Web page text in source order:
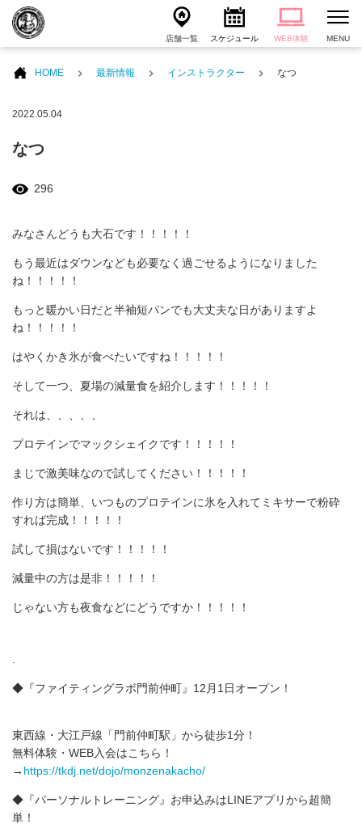
店舗一覧 スケジュール WEB体験 MENU
HOME 最新情報 インストラクター なつ
2022.05.04
なつ
296
みなさんどうも大石です！！！！！
もう最近はダウンなども必要なく過ごせるようになりました
ね！！！！！
もっと暖かい日だと半袖短パンでも大丈夫な日がありますよ
ね！！！！！
はやくかき氷が食べたいですね！！！！！
そして一つ、夏場の減量食を紹介します！！！！！
それは、、、、、
プロテインでマックシェイクです！！！！！
まじで激美味なので試してください！！！！！
作り方は簡単、いつものプロテインに氷を入れてミキサーで粉砕
すれば完成！！！！！
試して損はないです！！！！！
減量中の方は是非！！！！！
じゃない方も夜食などにどうですか！！！！！
.
◆『ファイティングラボ門前仲町』12月1日オープン！
東西線・大江戸線「門前仲町駅」から徒歩1分！
無料体験・WEB入会はこちら！
→ https://tkdj.net/dojo/monzenakacho/
◆『パーソナルトレーニング』お申込みはLINEアプリから超簡
単！